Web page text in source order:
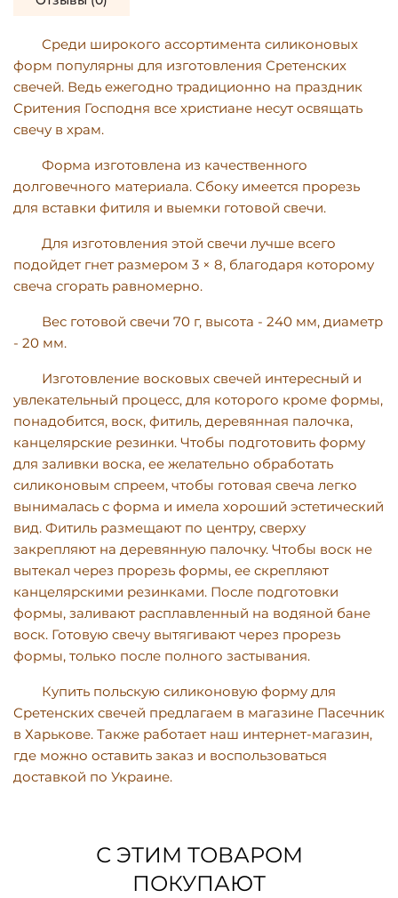
Среди широкого ассортимента силиконовых
форм популярны для изготовления Сретенских
свечей. Ведь ежегодно традиционно на праздник
Сритения Господня все христиане несут освящать
свечу в храм.
Форма изготовлена ​​из качественного
долговечного материала. Сбоку имеется прорезь
для вставки фитиля и выемки готовой свечи.
Для изготовления этой свечи лучше всего
подойдет гнет размером 3 × 8, благодаря которому
свеча сгорать равномерно.
Вес готовой свечи 70 г, высота - 240 мм, диаметр
- 20 мм.
Изготовление восковых свечей интересный и
увлекательный процесс, для которого кроме формы,
понадобится, воск, фитиль, деревянная палочка,
канцелярские резинки. Чтобы подготовить форму
для заливки воска, ее желательно обработать
силиконовым спреем, чтобы готовая свеча легко
вынималась с форма и имела хороший эстетический
вид. Фитиль размещают по центру, сверху
закрепляют на деревянную палочку. Чтобы воск не
вытекал через прорезь формы, ее скрепляют
канцелярскими резинками. После подготовки
формы, заливают расплавленный на водяной бане
воск. Готовую свечу вытягивают через прорезь
формы, только после полного застывания.
Купить польскую силиконовую форму для
Сретенских свечей предлагаем в магазине Пасечник
в Харькове. Также работает наш интернет-магазин,
где можно оставить заказ и воспользоваться
доставкой по Украине.
С ЭТИМ ТОВАРОМ
ПОКУПАЮТ